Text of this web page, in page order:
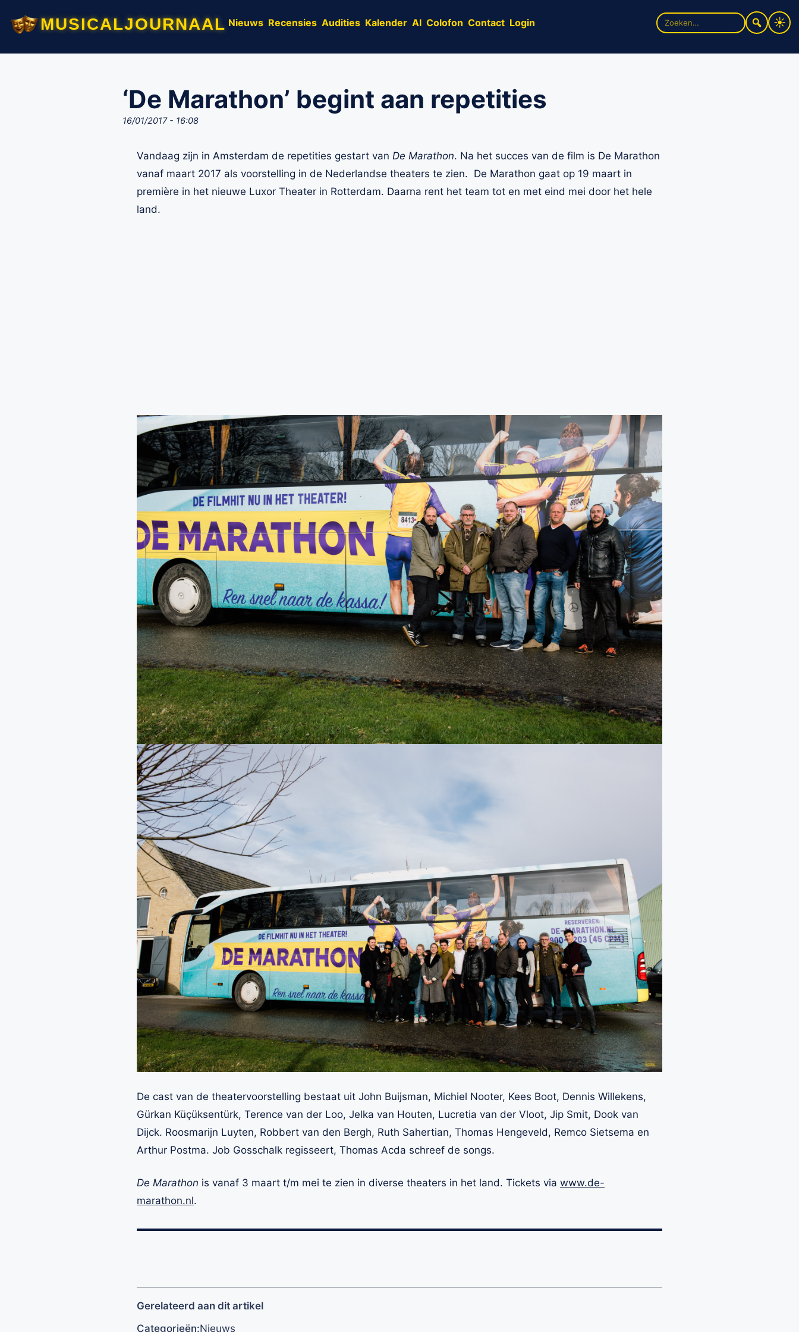
musicaljournaal Nieuws Recensies Audities Kalender AI Colofon Contact Login
Zoek
naar:
‘De Marathon’ begint aan repetities
16/01/2017 - 16:08
Vandaag zijn in Amsterdam de repetities gestart van De Marathon. Na het succes van de film is De Marathon
vanaf maart 2017 als voorstelling in de Nederlandse theaters te zien. De Marathon gaat op 19 maart in
première in het nieuwe Luxor Theater in Rotterdam. Daarna rent het team tot en met eind mei door het hele
land.
De cast van de theatervoorstelling bestaat uit John Buijsman, Michiel Nooter, Kees Boot, Dennis Willekens,
Gürkan Küçüksentürk, Terence van der Loo, Jelka van Houten, Lucretia van der Vloot, Jip Smit, Dook van
Dijck. Roosmarijn Luyten, Robbert van den Bergh, Ruth Sahertian, Thomas Hengeveld, Remco Sietsema en
Arthur Postma. Job Gosschalk regisseert, Thomas Acda schreef de songs.
De Marathon is vanaf 3 maart t/m mei te zien in diverse theaters in het land. Tickets via www.de-
marathon.nl.
Gerelateerd aan dit artikel
Categorieën:Nieuws